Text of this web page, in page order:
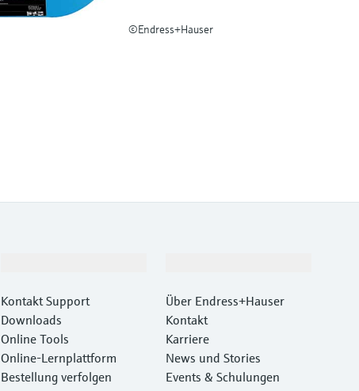
©Endress+Hauser
Kontakt Support
Downloads
Online Tools
Online-Lernplattform
Bestellung verfolgen
Über Endress+Hauser
Kontakt
Karriere
News und Stories
Events & Schulungen